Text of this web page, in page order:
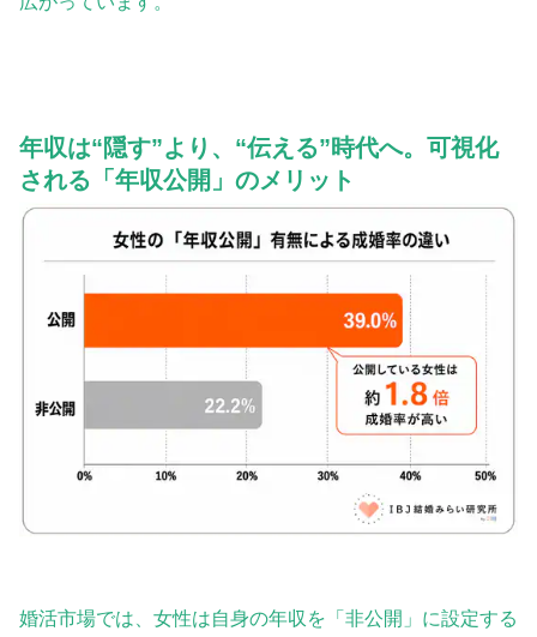
年収は“隠す”より、“伝える”時代へ。可視化
される「年収公開」のメリット
婚活市場では、女性は自身の年収を「非公開」に設定する